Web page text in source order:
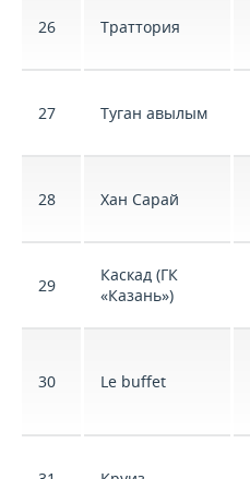
26 Траттория
27 Туган авылым
28 Хан Сарай
29
Каскад (ГК
«Казань»)
30 Le buffet